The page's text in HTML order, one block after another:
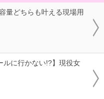
量どちらも叶える現場用
ルに行かない!?】現役女